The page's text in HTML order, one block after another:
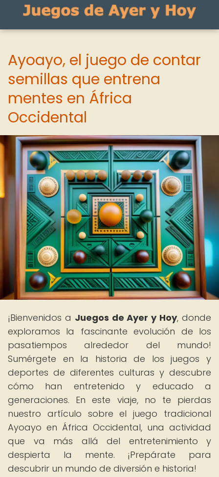
Ayoayo, el juego de contar
semillas que entrena
mentes en África
Occidental
¡Bienvenidos a Juegos de Ayer y Hoy, donde
exploramos la fascinante evolución de los
pasatiempos alrededor del mundo!
Sumérgete en la historia de los juegos y
deportes de diferentes culturas y descubre
cómo han entretenido y educado a
generaciones. En este viaje, no te pierdas
nuestro artículo sobre el juego tradicional
Ayoayo en África Occidental, una actividad
que va más allá del entretenimiento y
despierta la mente. ¡Prepárate para
descubrir un mundo de diversión e historia!